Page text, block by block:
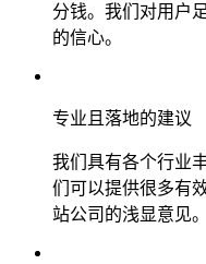
分钱。我们对用户
的信心。
专业且落地的建议
我们具有各个行业
们可以提供很多有
站公司的浅显意见。